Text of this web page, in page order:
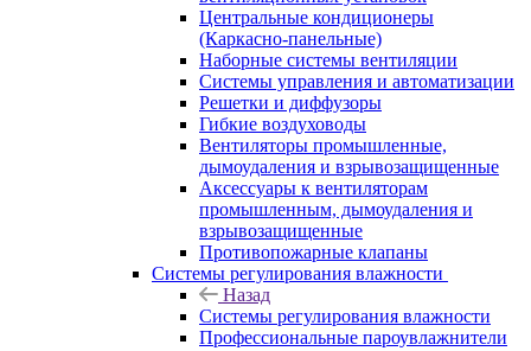
Центральные кондиционеры
(Каркасно-панельные)
Наборные системы вентиляции
Системы управления и автоматизации
Решетки и диффузоры
Гибкие воздуховоды
Вентиляторы промышленные,
дымоудаления и взрывозащищенные
Аксессуары к вентиляторам
промышленным, дымоудаления и
взрывозащищенные
Противопожарные клапаны
Системы регулирования влажности
Назад
Системы регулирования влажности
Профессиональные пароувлажнители